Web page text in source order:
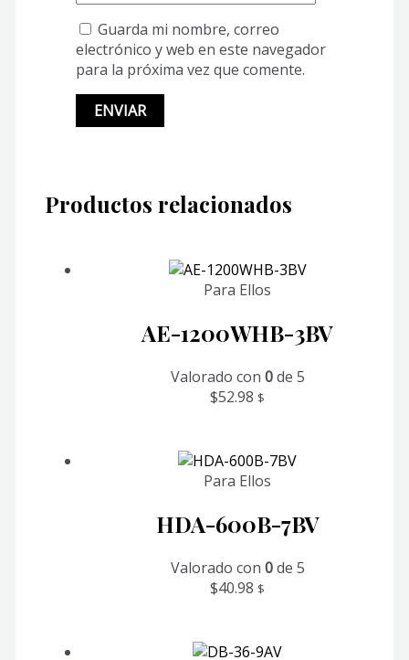
Guarda mi nombre, correo
electrónico y web en este navegador
para la próxima vez que comente.
Productos relacionados
Para Ellos
AE-1200WHB-3BV
Valorado con 0de 5
$52.98 $
Para Ellos
HDA-600B-7BV
Valorado con 0de 5
$40.98 $